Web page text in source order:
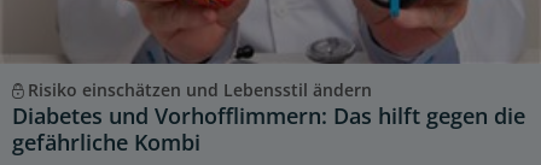
Risiko einschätzen und Lebensstil ändern
Diabetes und Vorhofflimmern: Das hilft gegen die
gefährliche Kombi